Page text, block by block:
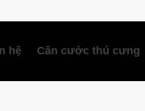
hệ Căn cước thú cưng